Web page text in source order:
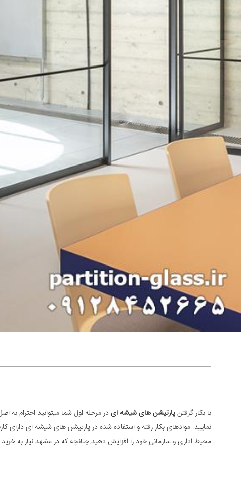
با بکار گرفتنپارتیشن های شیشه ای در مرحله اول شما میتوانید احترام
نمایید. موادهای بکار رفته و استفاده شده در پارتیشن های شیشه ای دارای
محیط اداری و سازمانی خود را افزایش دهید.چنانچه که در مشهد نیاز به